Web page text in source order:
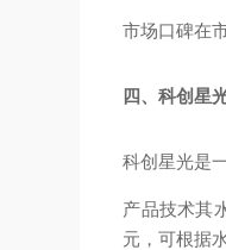
市场口碑在
四、科创星
科创星光是
产品技术其
元，可根据